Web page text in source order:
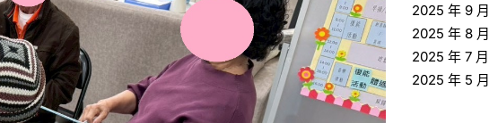
2025 年 9 月
2025 年 8 月
2025 年 7 月
2025 年 5 月